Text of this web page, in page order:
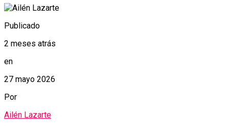
Publicado
2 meses atrás
en
27 mayo 2026
Por
Ailén Lazarte